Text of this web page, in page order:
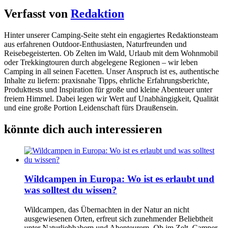
Verfasst von Redaktion
Hinter unserer Camping-Seite steht ein engagiertes Redaktionsteam
aus erfahrenen Outdoor-Enthusiasten, Naturfreunden und
Reisebegeisterten. Ob Zelten im Wald, Urlaub mit dem Wohnmobil
oder Trekkingtouren durch abgelegene Regionen – wir leben
Camping in all seinen Facetten. Unser Anspruch ist es, authentische
Inhalte zu liefern: praxisnahe Tipps, ehrliche Erfahrungsberichte,
Produkttests und Inspiration für große und kleine Abenteuer unter
freiem Himmel. Dabei legen wir Wert auf Unabhängigkeit, Qualität
und eine große Portion Leidenschaft fürs Draußensein.
könnte dich auch interessieren
Wildcampen in Europa: Wo ist es erlaubt und
was solltest du wissen?
Wildcampen, das Übernachten in der Natur an nicht
ausgewiesenen Orten, erfreut sich zunehmender Beliebtheit